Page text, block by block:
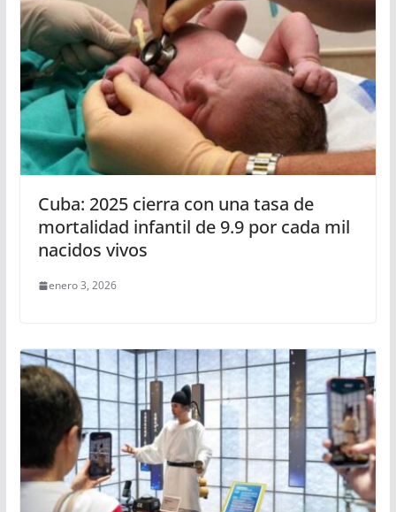
Cuba: 2025 cierra con una tasa de
mortalidad infantil de 9.9 por cada mil
nacidos vivos
enero 3, 2026